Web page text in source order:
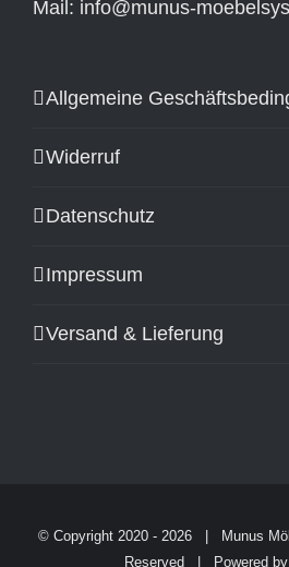
Mail: info@munus-
Allgemeine
Widerruf
Datenschutz
Impressum
Versand & Lieferung
© Copyright 2020 - 2026 | Munus
Reserved | Powered by